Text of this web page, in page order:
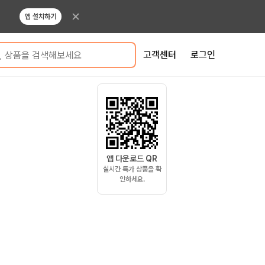
앱 설치하기
상품을 검색해보세요 고객센터 로그인
앱 다운로드 QR
실시간 특가 상품을 확
인하세요.